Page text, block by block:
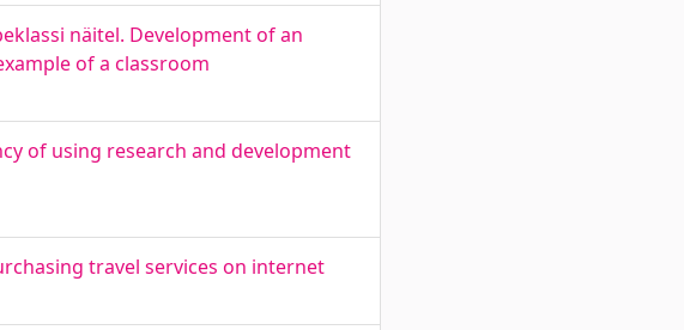
näitel. Development of an
of a classroom
of using research and development
travel services on internet